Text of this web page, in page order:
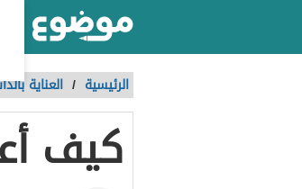
الرئيسية / العناية
كيف